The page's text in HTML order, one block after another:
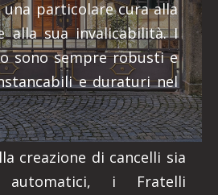
una particolare cura alla
alla sua invalicabilità. I
sono sempre robusti e
e duraturi nel
creazione di cancelli sia
automatici, i Fratelli